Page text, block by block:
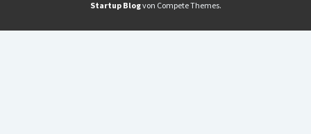
Startup Blogvon Compete Themes.